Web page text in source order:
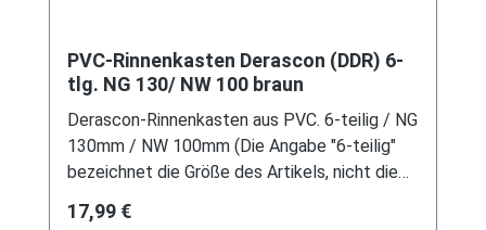
PVC-Rinnenkasten Derascon (DDR) 6-
tlg. NG 130/ NW 100 braun
Derascon-Rinnenkasten aus PVC. 6-teilig / NG
130mm / NW 100mm (Die Angabe "6-teilig"
bezeichnet die Größe des Artikels, nicht die
Es handelt sich hierbei um Restbestände
Regulärer Preis:
17,99 €